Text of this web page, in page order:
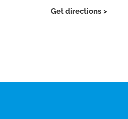
Get directions >